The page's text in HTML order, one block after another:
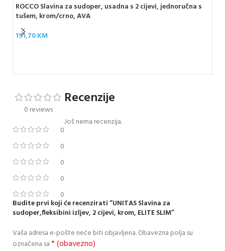
ROCCO Slavina za sudoper, usadna s 2 cijevi, jednoručna s
tušem, krom/crno, AVA
191,70KM
0 reviews
0
0
0
0
0
Recenzije
Još nema recenzija.
Budite prvi koji će recenzirati “UNITAS Slavina za
sudoper,fleksibini izljev, 2 cijevi, krom, ELITE SLIM”
Vaša adresa e-pošte neće biti objavljena.Obavezna polja su
označena sa* (obavezno)